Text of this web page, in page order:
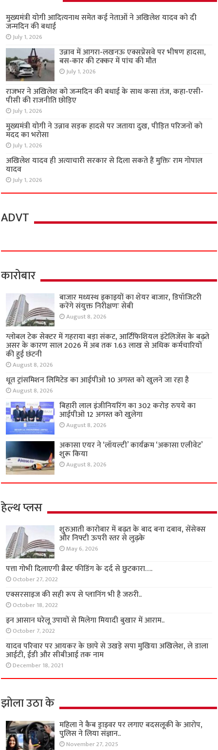
मुख्यमंत्री योगी आदित्यनाथ समेत कई नेताओं ने अखिलेश यादव को दी
जन्मदिन की बधाई
July 1, 2026
उन्नाव में आगरा-लखनऊ एक्सप्रेसवे पर भीषण हादसा,
बस-कार की टक्कर में पांच की मौत
July 1, 2026
राजभर ने अखिलेश को जन्मदिन की बधाई के साथ कसा तंज, कहा-एसी-
पीसी की राजनीति छोड़िए
July 1, 2026
मुख्यमंत्री योगी ने उन्नाव सड़क हादसे पर जताया दुख, पीड़ित परिजनों को
मदद का भरोसा
July 1, 2026
अखिलेश यादव ही अत्याचारी सरकार से दिला सकते हैं मुक्तिः राम गोपाल
यादव
July 1, 2026
ADVT
कारोबार
बाजार मध्यस्थ इकाइयों का शेयर बाजार, डिपॉजिटरी
करेंगे संयुक्त निरीक्षणः सेबी
August 8, 2026
ग्लोबल टेक सेक्टर में गहराया बड़ा संकट, आर्टिफिशियल इंटेलिजेंस के बढ़ते
असर के कारण साल 2026 में अब तक 1.63 लाख से अधिक कर्मचारियों
की हुई छंटनी
August 8, 2026
धूत ट्रांसमिशन लिमिटेड का आईपीओ 10 अगस्त को खुलने जा रहा है
August 8, 2026
बिहारी लाल इंजीनियरिंग का 302 करोड़ रुपये का
आईपीओ 12 अगस्त को खुलेगा
August 8, 2026
अकासा एयर ने ‘लॉयल्टी’ कार्यक्रम ‘अकासा एलीवेट’
शुरू किया
August 8, 2026
हेल्थ प्लस
शुरुआती कारोबार में बढ़त के बाद बना दबाव, सेंसेक्स
और निफ्टी ऊपरी स्तर से लुढ़के
May 6, 2026
पत्ता गोभी दिलाएगी ब्रैस्ट फीडिंग के दर्द से छुटकारा….
October 27, 2022
एक्सरसाइज की सही रूप से प्लानिंग भी है जरुरी..
October 18, 2022
इन आसान घरेलू उपायों से मिलेगा मियादी बुखार में आराम..
October 7, 2022
यादव परिवार पर आयकर के छापे से उखड़े सपा मुखिया अखिलेश, ले डाला
आईटी, ईडी और सीबीआई तक नाम
December 18, 2021
झोला उठा के
महिला ने कैब ड्राइवर पर लगाए बदसलूकी के आरोप,
पुलिस ने लिया संज्ञान..
November 27, 2025